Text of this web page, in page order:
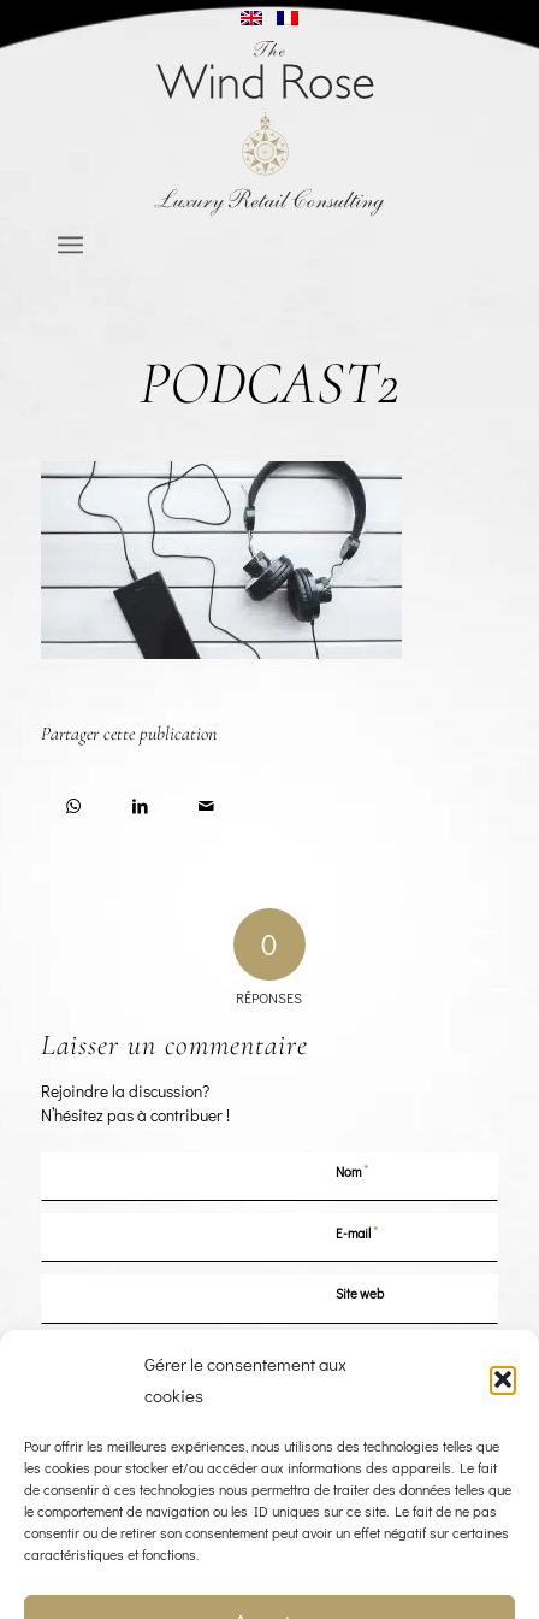
Gérer le consentement aux
cookies
Pour offrir les meilleures expériences, nous utilisons des technologies telles que
les cookies pour stocker et/ou accéder aux informations des appareils. Le fait
de consentir à ces technologies nous permettra de traiter des données telles que
le comportement de navigation ou les ID uniques sur ce site. Le fait de ne pas
consentir ou de retirer son consentement peut avoir un effet négatif sur certaines
caractéristiques et fonctions.
PODCAST2
Partager cette publication
0
RÉPONSES
Laisser un commentaire
Rejoindre la discussion?
N’hésitez pas à contribuer !
Nom*
E-mail*
Site web
Enregistrer mon nom, mon e-mail et mon site dans le navigateur pour mon
prochain commentaire.